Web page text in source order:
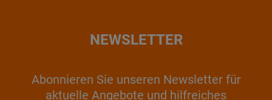
NEWSLETTER
Abonnieren Sie unseren Newsletter für
aktuelle Angebote und hilfreiches